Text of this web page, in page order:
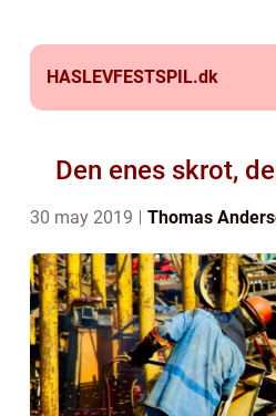
HASLEVFESTSPIL.dk
Den enes skrot,
30 may 2019 Thomas